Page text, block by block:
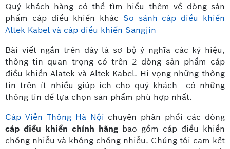
Quý khách hàng có thể tìm hiểu thêm về dòng sản
phẩm cáp điều khiển khác So sánh cáp điều khiển
Altek Kabel và cáp điều khiển Sangjin
Bài viết ngắn trên đây là sơ bộ ý nghĩa các ký hiệu,
thông tin quan trọng có trên 2 dòng sản phẩm cáp
điều khiển Alatek và Altek Kabel. Hi vọng những thông
tin trên ít nhiều giúp ích cho quý khách có những
thông tin để lựa chọn sản phẩm phù hợp nhất.
Cáp Viễn Thông Hà Nội chuyên phân phối các dòng
cáp điều khiển chính hãng bao gồm cáp điều khiển
chống nhiễu và không chống nhiễu. Chúng tôi cam kết